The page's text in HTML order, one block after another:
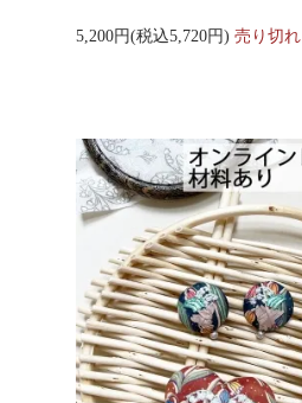
5,200円(税込5,720円) 売り切れ